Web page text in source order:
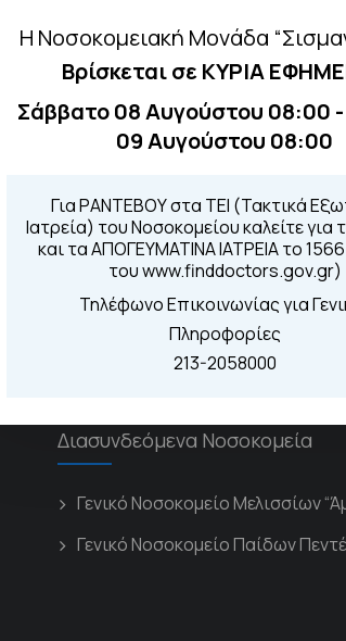
Η Νοσοκομειακή Μονάδα
Βρίσκεται σε ΚΥΡΙΑ
Σάββατο 08 Αυγούστου 08:00 -
09 Αυγούστου 08:00
Για ΡΑΝΤΕΒΟΥ στα ΤΕΙ (Τακτικά
Ιατρεία) του Νοσοκομείου καλείτε για
και τα ΑΠΟΓΕΥΜΑΤΙΝΑ ΙΑΤΡΕΙΑ το
του www.finddoctors.gov.gr)
Τηλέφωνο Επικοινωνίας για
Πληροφορίες
213-2058000
Για
Διασυνδεόμενα Νοσοκομεία
Γενικό Νοσοκομείο Μελισσίων
Γενικό Νοσοκομείο Παίδων